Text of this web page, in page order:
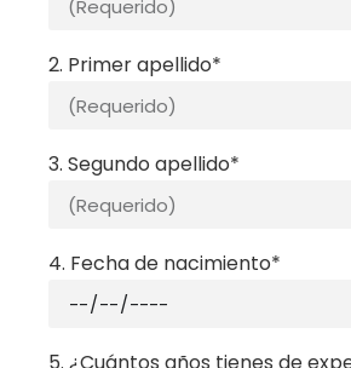
2. Primer apellido*
3. Segundo apellido*
4. Fecha de nacimiento*